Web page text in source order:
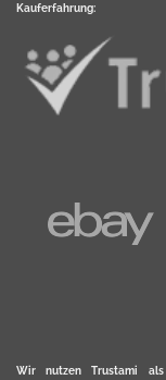
Kauferfahrung:
Wir nutzen Trustami